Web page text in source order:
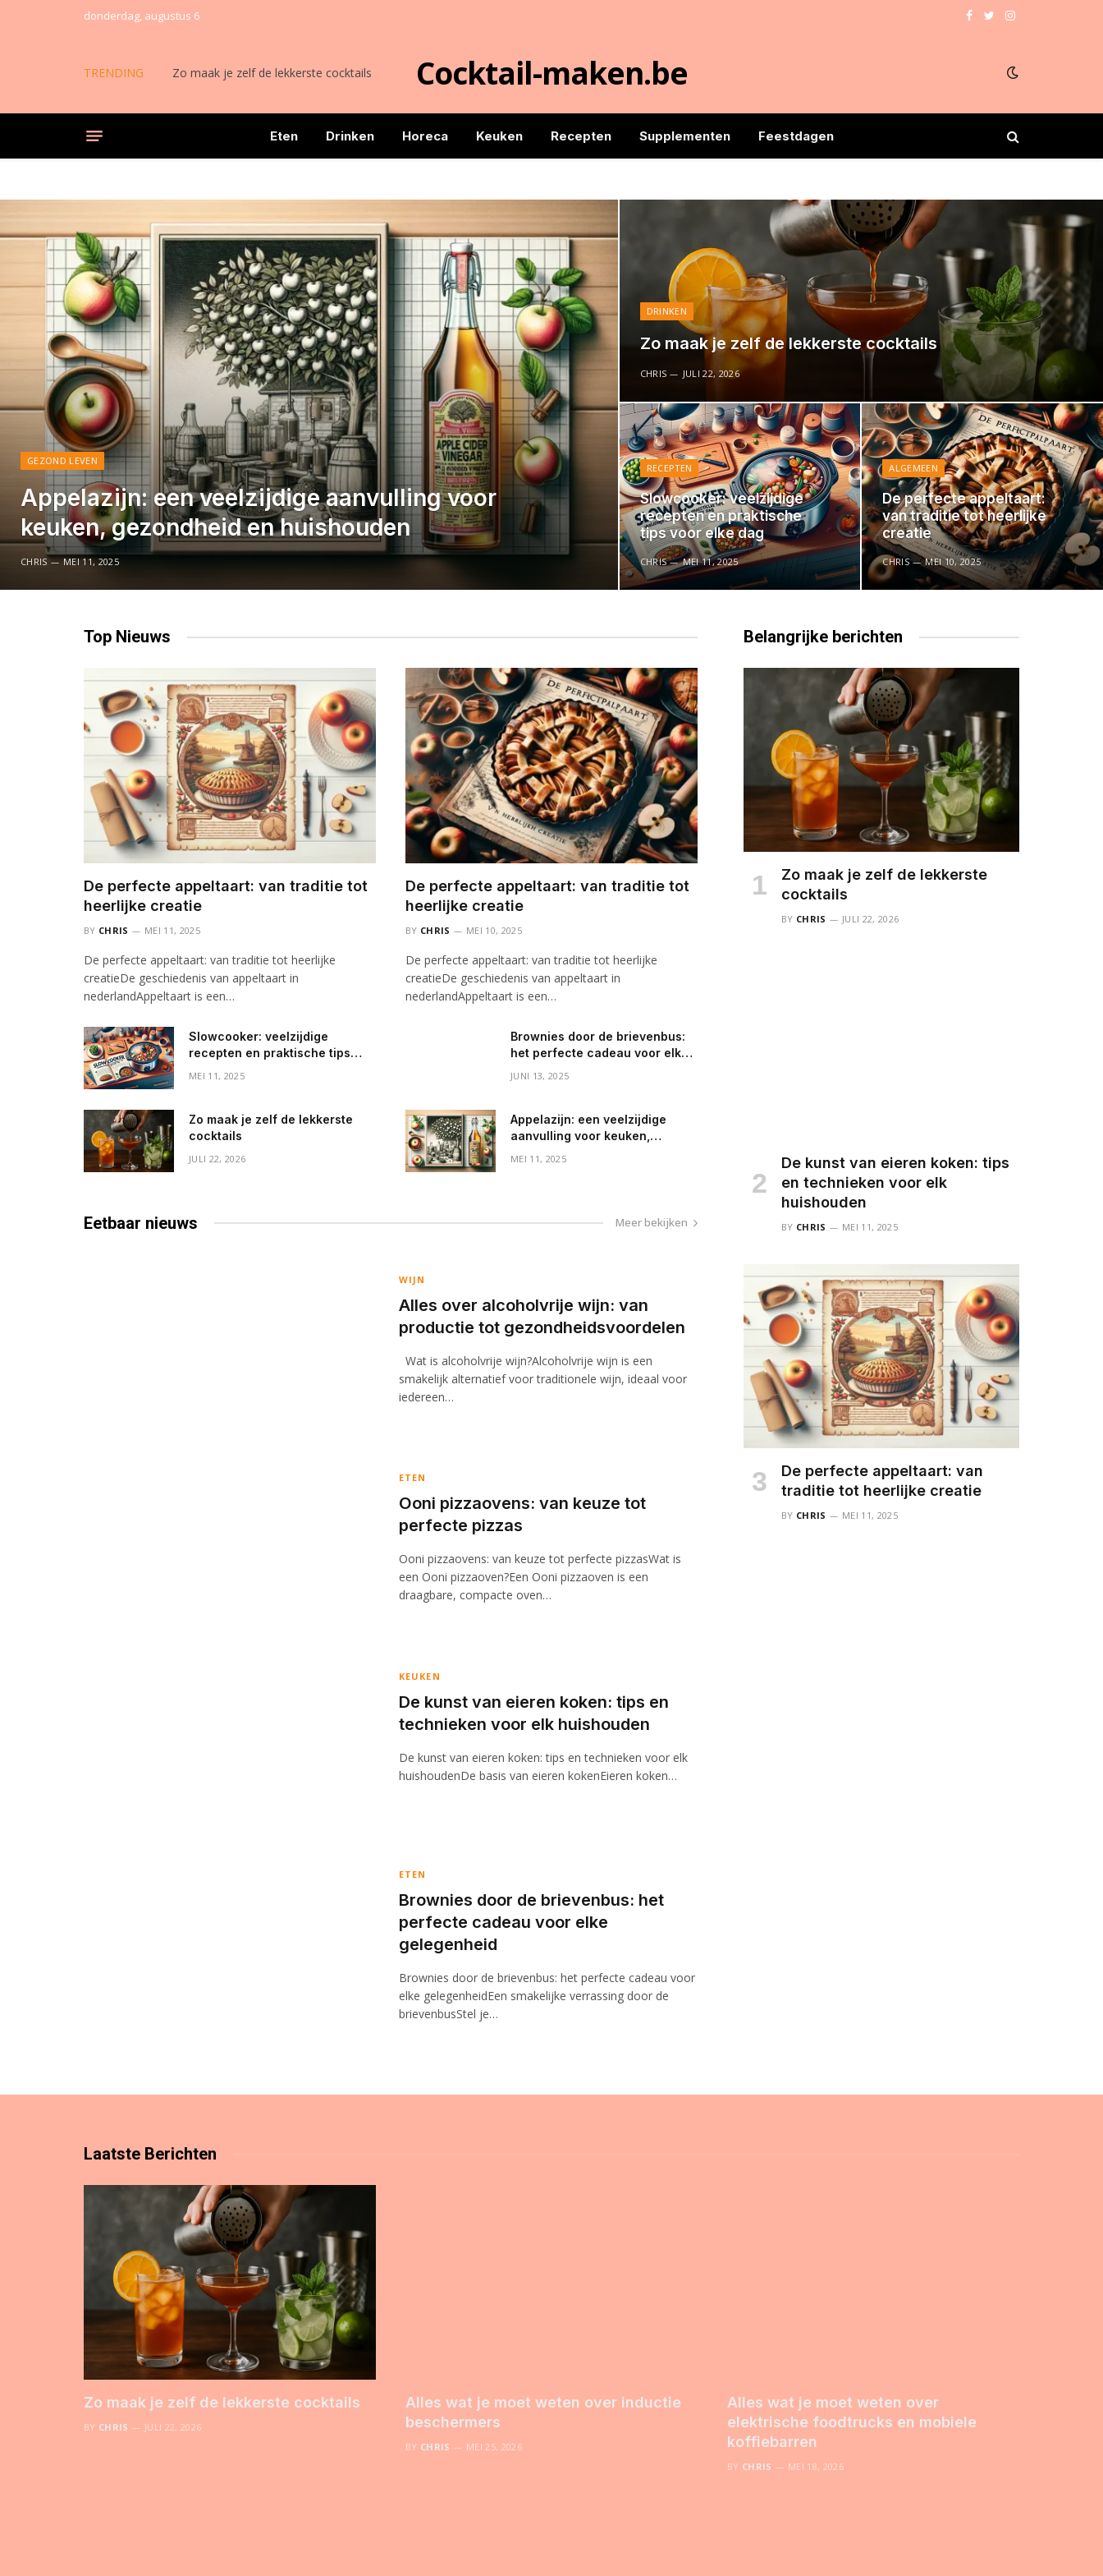
donderdag, augustus 6 Facebook
TwitterInstagram
TRENDING Zo maak je zelf de lekkerste cocktails Cocktail-maken.be
Eten Drinken Horeca Keuken Recepten Supplementen Feestdagen
GEZOND LEVEN
Appelazijn: een veelzijdige aanvulling voor
keuken, gezondheid en huishouden
CHRIS MEI 11, 2025
DRINKEN
Zo maak je zelf de lekkerste cocktails
CHRIS JULI 22, 2026
RECEPTEN
Slowcooker: veelzijdige
recepten en praktische
tips voor elke dag
CHRIS MEI 11, 2025
ALGEMEEN
De perfecte appeltaart:
van traditie tot heerlijke
creatie
CHRIS MEI 10, 2025
Top Nieuws
De perfecte appeltaart: van traditie tot
heerlijke creatie
BY CHRIS MEI 11, 2025
De perfecte appeltaart: van traditie tot heerlijke
creatieDe geschiedenis van appeltaart in
nederlandAppeltaart is een…
De perfecte appeltaart: van traditie tot
heerlijke creatie
BY CHRIS MEI 10, 2025
De perfecte appeltaart: van traditie tot heerlijke
creatieDe geschiedenis van appeltaart in
nederlandAppeltaart is een…
Slowcooker: veelzijdige
recepten en praktische tips
MEI 11, 2025
Brownies door de brievenbus:
het perfecte cadeau voor elke
JUNI 13, 2025
Zo maak je zelf de lekkerste
cocktails
JULI 22, 2026
Appelazijn: een veelzijdige
aanvulling voor keuken,
MEI 11, 2025
Eetbaar nieuws Meer bekijken
WIJN
Alles over alcoholvrije wijn: van
productie tot gezondheidsvoordelen
Wat is alcoholvrije wijn?Alcoholvrije wijn is een
smakelijk alternatief voor traditionele wijn, ideaal voor
iedereen…
ETEN
Ooni pizzaovens: van keuze tot
perfecte pizzas
Ooni pizzaovens: van keuze tot perfecte pizzasWat is
een Ooni pizzaoven?Een Ooni pizzaoven is een
draagbare, compacte oven…
KEUKEN
De kunst van eieren koken: tips en
technieken voor elk huishouden
De kunst van eieren koken: tips en technieken voor elk
huishoudenDe basis van eieren kokenEieren koken…
ETEN
Brownies door de brievenbus: het
perfecte cadeau voor elke
gelegenheid
Brownies door de brievenbus: het perfecte cadeau voor
elke gelegenheidEen smakelijke verrassing door de
brievenbusStel je…
Belangrijke berichten
Zo maak je zelf de lekkerste
cocktails
BY CHRIS JULI 22, 2026
De kunst van eieren koken: tips
en technieken voor elk
huishouden
BY CHRIS MEI 11, 2025
De perfecte appeltaart: van
traditie tot heerlijke creatie
BY CHRIS MEI 11, 2025
Laatste Berichten
Zo maak je zelf de lekkerste cocktails
BY CHRIS JULI 22, 2026
Alles wat je moet weten over inductie
beschermers
BY CHRIS MEI 25, 2026
Alles wat je moet weten over
elektrische foodtrucks en mobiele
koffiebarren
BY CHRIS MEI 18, 2026